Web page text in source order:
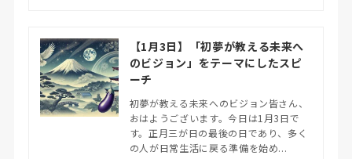
【1月3日】「初夢が教える未来へ
のビジョン」をテーマにしたスピ
ーチ
初夢が教える未来へのビジョン皆さん、
おはようございます。今日は1月3日で
す。正月三が日の最後の日であり、多く
の人が日常生活に戻る準備を始め...